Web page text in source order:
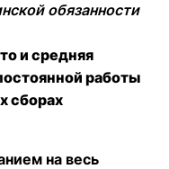
обязанности
и средняя
работы
сборах
на весь